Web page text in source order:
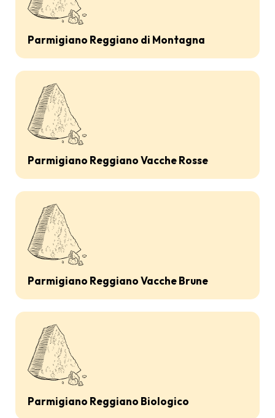
Parmigiano Reggiano di Montagna
Parmigiano Reggiano Vacche Rosse
Parmigiano Reggiano Vacche Brune
Parmigiano Reggiano Biologico